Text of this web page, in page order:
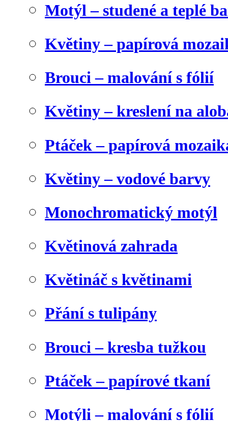
Motýl – studené a teplé
Květiny – papírová
Brouci – malování s fólií
Květiny – kreslení na
Ptáček – papírová
Květiny – vodové barvy
Monochromatický motýl
Květinová zahrada
Květináč s květinami
Přání s tulipány
Brouci – kresba tužkou
Ptáček – papírové tkaní
Motýli – malování s fólií